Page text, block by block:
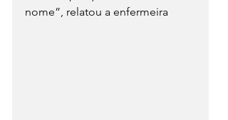
nome”, relatou a enfermeira